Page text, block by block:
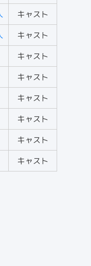
キャスト
キャスト
キャスト
キャスト
キャスト
キャスト
キャスト
キャスト